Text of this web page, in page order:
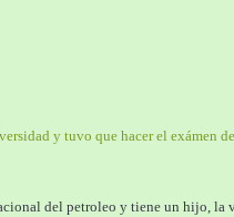
y tuvo que hacer el exámen
del petroleo y tiene un hijo, la